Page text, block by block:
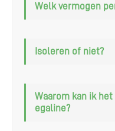
Welk vermogen
Isoleren of niet?
Waarom kan ik
egaline?